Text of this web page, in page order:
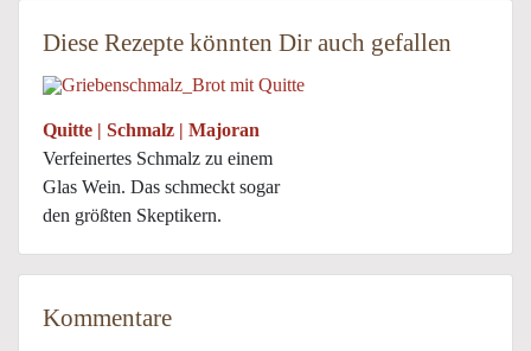
Diese Rezepte könnten Dir auch gefallen
Quitte | Schmalz | Majoran
Verfeinertes Schmalz zu einem
Glas Wein. Das schmeckt sogar
den größten Skeptikern.
Kommentare